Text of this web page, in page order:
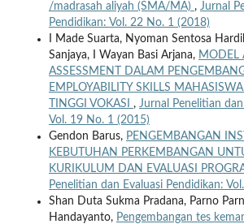
/madrasah aliyah (SMA/MA) , Jurnal
Pendidikan: Vol. 22 No. 1 (2018)
I Made Suarta, Nyoman Sentosa
Sanjaya, I Wayan Basi Arjana, MODEL
ASSESSMENT DALAM
EMPLOYABILITY SKILLS
TINGGI VOKASI , Jurnal Penelitian
Vol. 19 No. 1 (2015)
Gendon Barus, PENGEMBANGAN
KEBUTUHAN PERKEMBANGAN
KURIKULUM DAN EVALUASI
Penelitian dan Evaluasi Pendidikan:
Shan Duta Sukma Pradana, Parno
Handayanto, Pengembangan tes